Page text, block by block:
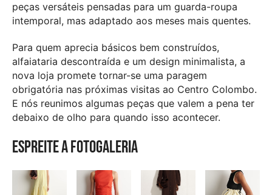
peças versáteis pensadas para um guarda-roupa
intemporal, mas adaptado aos meses mais quentes.
Para quem aprecia básicos bem construídos,
alfaiataria descontraída e um design minimalista, a
nova loja promete tornar-se uma paragem
obrigatória nas próximas visitas ao Centro Colombo.
E nós reunimos algumas peças que valem a pena ter
debaixo de olho para quando isso acontecer.
Espreite a fotogaleria